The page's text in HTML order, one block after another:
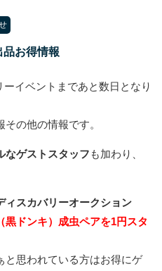
お得情報
イベントまであと数日となり
の他の情報です。
なゲストスタッフ も加わり、
ィスカバリーオークション
黒ドンキ）成虫ペアを1円スタ
と思われている方はお得にゲ